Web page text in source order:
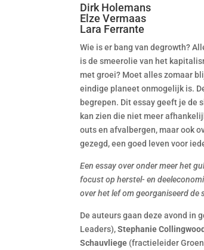
Dirk Holemans
Elze Vermaas
Lara Ferrante
Wie is er bang van degrowth?
is de smeerolie van het
met groei? Moet alles zomaar
eindige planeet onmogelijk is.
begrepen. Dit essay geeft je de
kan zien die niet meer
outs en afvalbergen, maar ook
gezegd, een goed leven voor
Een essay over onder meer het
focust op herstel- en
over het lef om georganiseerd de
De auteurs gaan deze avond in
Leaders),Stephanie
Schauvliege (fractieleider